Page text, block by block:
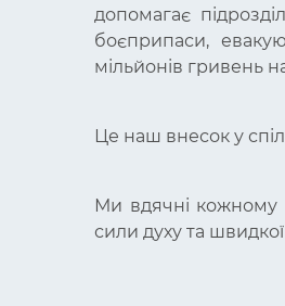
допомагає
боєприпаси,
мільйонів гривень
Це наш внесок у
Ми вдячні кожному
сили духу та